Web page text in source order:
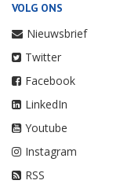
VOLG ONS
Nieuwsbrief
Twitter
Facebook
LinkedIn
Youtube
Instagram
RSS